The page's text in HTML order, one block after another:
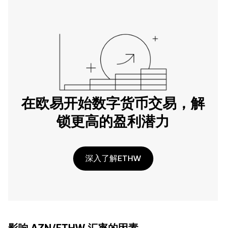
在欧易开始数字货币交易，解
锁更高的盈利潜力
深入了解ETHW